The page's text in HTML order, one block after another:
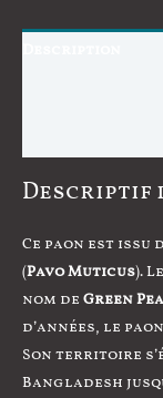
Descriptif
Ce paon est issu
(Pavo Muticus).
nom de Green
d’années, le
Son territoire
Bangladesh